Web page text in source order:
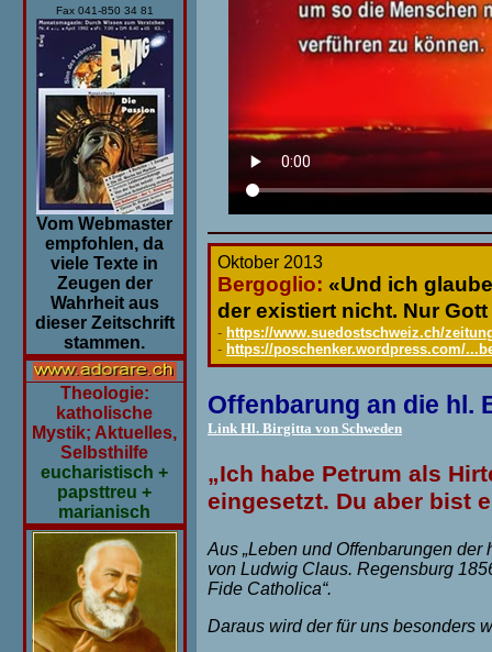
Fax 041-850 34 81
Vom Webmaster
empfohlen, da
viele Texte in
Zeugen der
Wahrheit aus
dieser Zeitschrift
stammen.
Theologie:
katholische
Mystik; Aktuelles,
Selbsthilfe
eucharistisch +
papsttreu +
marianisch
Oktober 2013
Bergoglio: «Und ich
der existiert nicht. Nur
- https://www.suedostschweiz.ch/
- https://poschenker.wordpress.com/
Offenbarung an die hl.
Link Hl. Birgitta von Schweden
„Ich habe Petrum als
eingesetzt. Du aber bist
Aus „Leben und Offenbarungen
von Ludwig Claus. Regensburg
Fide Catholica“.
Daraus wird der für uns besonders